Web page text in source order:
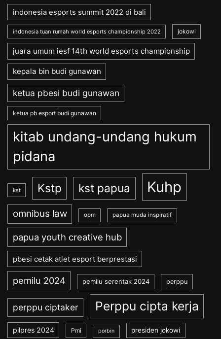
indonesia esports summit 2022 di bali
indonesia tuan rumah world esports championship 2022 jokowi
juara umum iesf 14th world esports championship
kepala bin budi gunawan
ketua pbesi budi gunawan
ketua pb esport budi gunawan
kitab undang-undang hukum
pidana
kst Kstp kst papua Kuhp
omnibus law opm papua muda inspiratif
papua youth creative hub
pbesi cetak atlet esport berprestasi
pemilu 2024 pemilu serentak 2024 perppu
perppu ciptaker Perppu cipta kerja
pilpres 2024 Pmi porbin presiden jokowi